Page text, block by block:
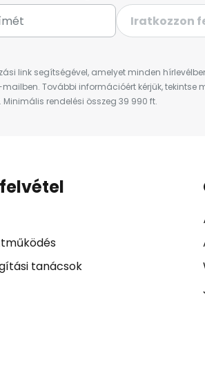
Iratkozzon
link segítségével, amelyet minden
mailben. További információért kérjük, tekintse
Minimális rendelési összeg 39 990 ft.
tanácsok